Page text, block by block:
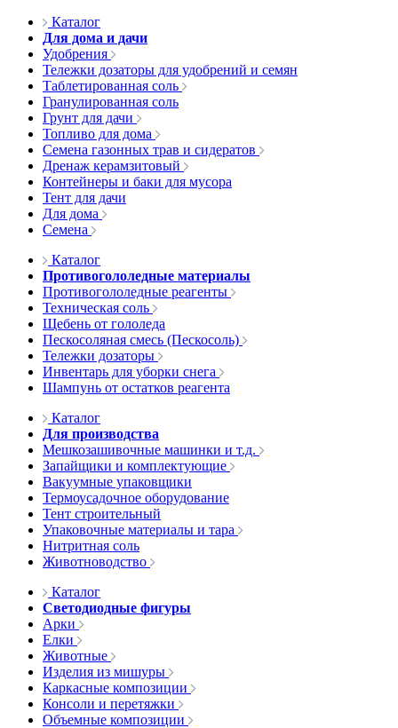
Каталог
Для дома и дачи
Удобрения
Тележки дозаторы для удобрений и семян
Таблетированная соль
Гранулированная соль
Грунт для дачи
Топливо для дома
Семена газонных трав и сидератов
Дренаж керамзитовый
Контейнеры и баки для мусора
Тент для дачи
Для дома
Семена
Каталог
Противогололедные материалы
Противогололедные реагенты
Техническая соль
Щебень от гололеда
Пескосоляная смесь (Пескосоль)
Тележки дозаторы
Инвентарь для уборки снега
Шампунь от остатков реагента
Каталог
Для производства
Мешкозашивочные машинки и т.д.
Запайщики и комплектующие
Вакуумные упаковщики
Термоусадочное оборудование
Тент строительный
Упаковочные материалы и тара
Нитритная соль
Животноводство
Каталог
Светодиодные фигуры
Арки
Елки
Животные
Изделия из мишуры
Каркасные композиции
Консоли и перетяжки
Объемные композиции